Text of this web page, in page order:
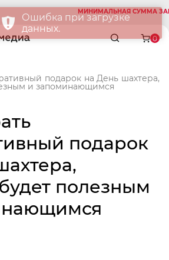
МИНИМАЛЬНАЯ СУММА ЗАКАЗА
0
подарок на День шахтера,
и запоминающимся
подарок
полезным